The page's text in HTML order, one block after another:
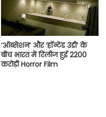
‘ऑब्सेशन’ और ‘हॉन्टेड 3डी’ के
बीच भारत में रिलीज हुई 2200
करोड़ी Horror Film